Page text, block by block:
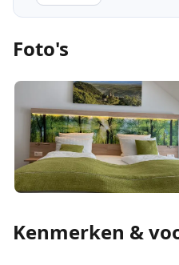
Foto's
Kenmerken &